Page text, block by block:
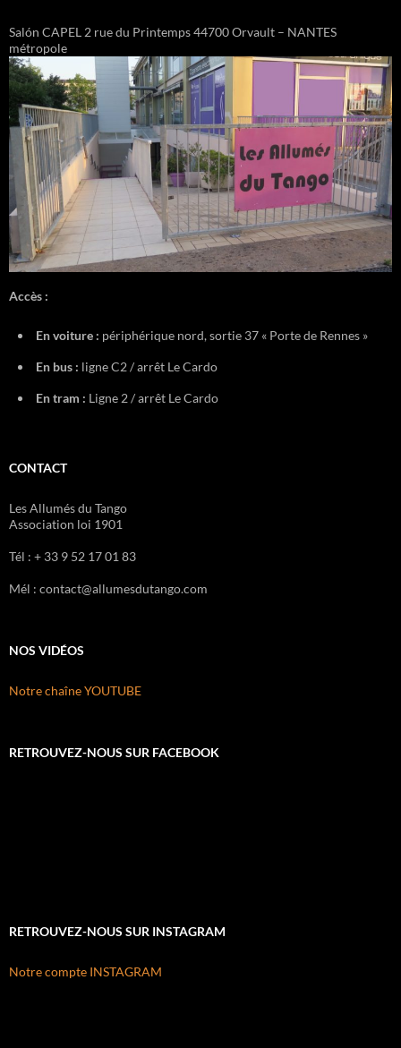
Salón CAPEL 2 rue du Printemps 44700 Orvault – NANTES
métropole
Accès :
En voiture : périphérique nord, sortie 37 « Porte de Rennes »
En bus : ligne C2 / arrêt Le Cardo
En tram : Ligne 2 / arrêt Le Cardo
CONTACT
Les Allumés du Tango
Association loi 1901
Tél : + 33 9 52 17 01 83
Mél : contact@allumesdutango.com
NOS VIDÉOS
Notre chaîne YOUTUBE
RETROUVEZ-NOUS SUR FACEBOOK
RETROUVEZ-NOUS SUR INSTAGRAM
Notre compte INSTAGRAM